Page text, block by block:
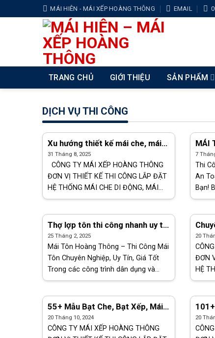
to
MÁI HIÊN - MÁI XẾP HOÀNG THÔNG EMAIL
TRANG CHỦ GIỚI THIỆU SẢN PHẨM
DỊCH VỤ THI CÔNG
Xu hướng thiết kế mái che, mái
xếp lượn sóng đẹp Thủ Dầu Một
31 Tháng 8, 2025
CÔNG TY MÁI XẾP HOÀNG THÔNG
ĐƠN VỊ THIẾT KẾ THI CÔNG LẮP ĐẶT
HỆ THỐNG MÁI CHE DI ĐỘNG, MÁI
XẾP BẠT KÉO, MÁI XẾP LƯỢN SÓNG,
vấn nhiệt tình – [...]
MÁI
–
7
Thi
An
Bạn!
tôn
Thợ lợp tôn thi công nhanh uy tín
chất lượng tại Vĩnh Cửu Đồng Nai
25 Tháng 2, 2025
Mái Tôn Hoàng Thông – Thi Công Mái
Tôn Chuyên Nghiệp, Uy Tín, Giá Tốt
Trong các công trình dân dụng và
công nghiệp hiện nay, mái tôn luôn là
chi phí [...]
mái
rẻ
20
ĐƠN
HỆ
XẾP
vấn
55+ Mẫu Bạt Che, Bạt Xếp, Mái
Che, Mái Xếp, Bạt Kéo Mới Nhất
Giá Rẻ tại Nhơn Trạch
20 Tháng 10, 2024
CÔNG TY MÁI XẾP HOÀNG THÔNG
Kéo
20